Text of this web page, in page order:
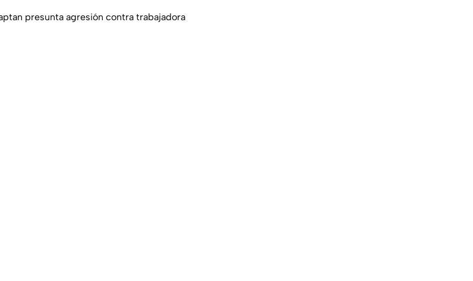
presunta agresión contra trabajadora